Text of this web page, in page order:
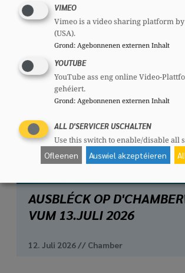
AUSBLÉCK OP
VUM 13.JULI 2026
12. Juli 2026 // Chamber
VIMEO
Vimeo is a video sharing platform
(USA).
Grond: Agebonnenen externen Inhalt
YOUTUBE
YouTube ass eng online Video-
gehéiert.
Grond: Agebonnenen externen Inhalt
ALL D'SERVICER USCHALTEN
Use this switch to enable/disable all
Ofleenen Auswiel akzeptéieren